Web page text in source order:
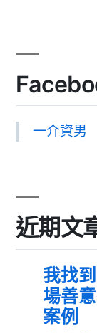
一介資男
近期文
我找
場善
案例